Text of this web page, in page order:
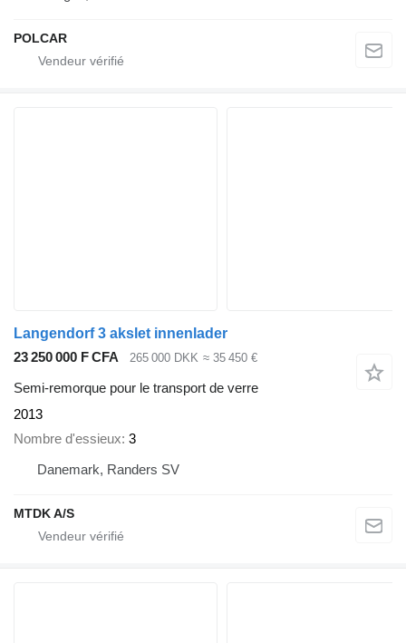
POLCAR
Langendorf 3 akslet innenlader
23 250 000 F CFA
265 000 DKK ≈ 35 450 €
Semi-remorque pour le transport de verre
2013
Nombre d'essieux 3
Danemark, Randers SV
MTDK A/S